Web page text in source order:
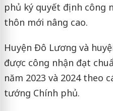
phủ ký quyết định công
thôn mới nâng cao.
Huyện Đô Lương và
được công nhận đạt
năm 2023 và 2024 theo
tướng Chính phủ.